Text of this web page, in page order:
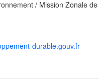
/ Mission Zonale
durable.gouv.fr